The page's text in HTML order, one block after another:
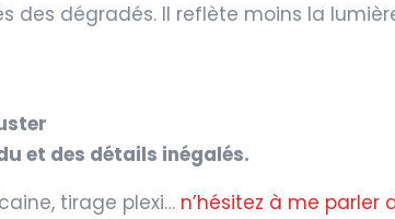
dégradés. Il reflète moins la
et des détails inégalés.
tirage plexi… n’hésitez à me parler